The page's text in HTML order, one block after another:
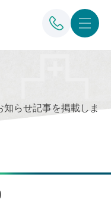
知らせ記事を掲載しま